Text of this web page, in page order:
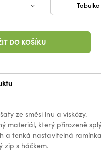
DO KOŠÍKU
ze směsi lnu a viskózy.
materiál, který přirozeně
a tenká nastavitelná
zip s háčkem.